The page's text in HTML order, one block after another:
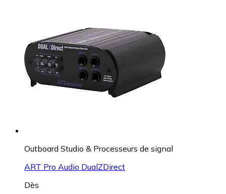
Outboard Studio & Processeurs de signal
ART Pro Audio DualZDirect
Dès